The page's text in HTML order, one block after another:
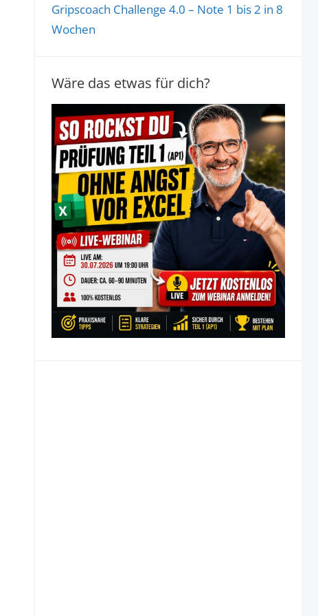
Gripscoach Challenge 4.0 – Note 1 bis 2 in 8
Wochen
Wäre das etwas für dich?